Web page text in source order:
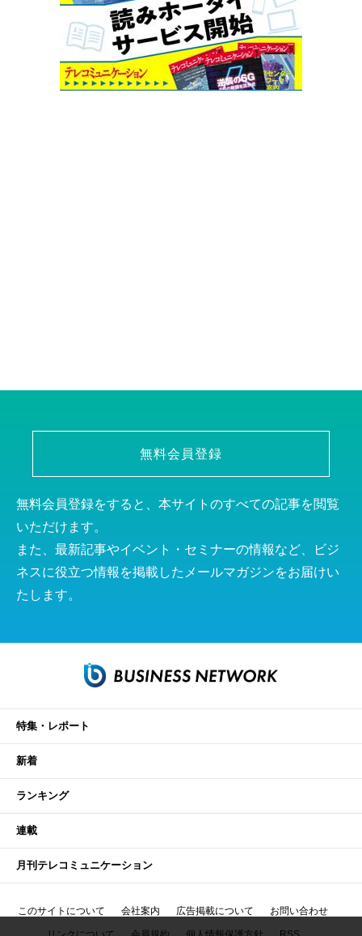
無料会員登録
無料会員登録をすると、本サイトのすべての記事を閲覧
いただけます。
また、最新記事やイベント・セミナーの情報など、ビジ
ネスに役立つ情報を掲載したメールマガジンをお届けい
たします。
特集・レポート
新着
ランキング
連載
月刊テレコミュニケーション
このサイトについて 会社案内 広告掲載について お問い合わせ